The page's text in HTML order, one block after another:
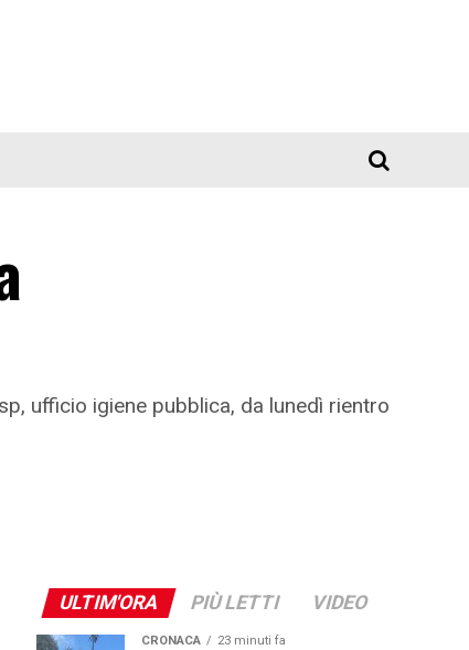
ufficio igiene pubblica, da lunedì rientro
ULTIM'ORA PIÙ LETTI VIDEO
CRONACA 23 minuti fa